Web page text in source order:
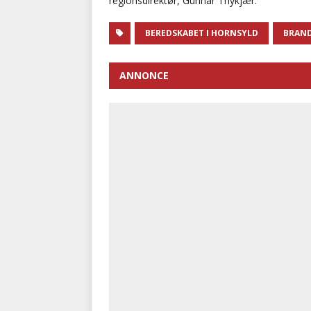
BEREDSKABET I HORNSYLD
ANNONCE